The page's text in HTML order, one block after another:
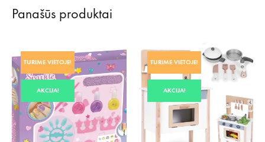
Panašūs produktai
TURIME VIETOJE!
AKCIJA!
TURIME VIETOJE!
AKCIJA!